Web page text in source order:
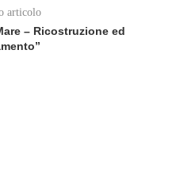
articolo
– Ricostruzione ed